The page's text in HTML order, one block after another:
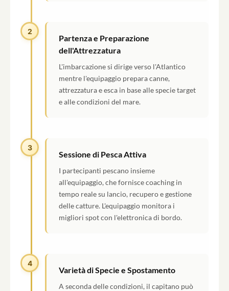
2
Partenza e Preparazione
dell'Attrezzatura
L'imbarcazione si dirige verso l'Atlantico
mentre l'equipaggio prepara canne,
attrezzatura e esca in base alle specie target
e alle condizioni del mare.
3
Sessione di Pesca Attiva
I partecipanti pescano insieme
all'equipaggio, che fornisce coaching in
tempo reale su lancio, recupero e gestione
delle catture. L'equipaggio monitora i
migliori spot con l'elettronica di bordo.
4
Varietà di Specie e Spostamento
A seconda delle condizioni, il capitano può